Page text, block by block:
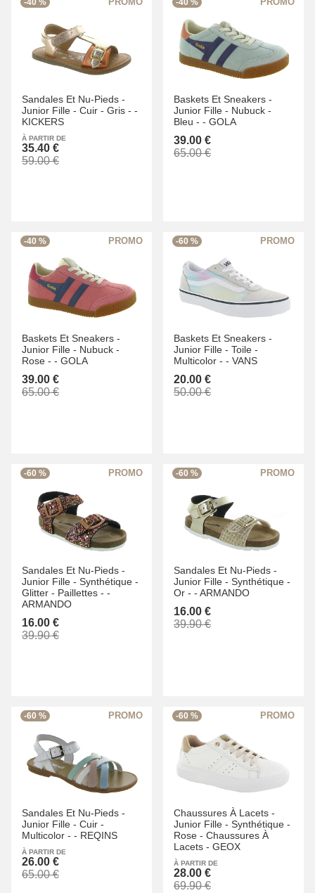
-40 %
Sandales Et Nu-Pieds -
Junior Fille - Cuir - Gris - -
KICKERS
À PARTIR DE
35.40 €
59.00 €
-40 %
Baskets Et Sneakers -
Junior Fille - Nubuck -
Bleu - - GOLA
39.00 €
65.00 €
-40 %
Baskets Et Sneakers -
Junior Fille - Nubuck -
Rose - - GOLA
39.00 €
65.00 €
-60 %
Baskets Et Sneakers -
Junior Fille - Toile -
Multicolor - - VANS
20.00 €
50.00 €
-60 %
Sandales Et Nu-Pieds -
Junior Fille - Synthétique -
Glitter - Paillettes - -
ARMANDO
16.00 €
39.90 €
-60 %
Sandales Et Nu-Pieds -
Junior Fille - Synthétique -
Or - - ARMANDO
16.00 €
39.90 €
-60 %
Sandales Et Nu-Pieds -
Junior Fille - Cuir -
Multicolor - - REQINS
À PARTIR DE
26.00 €
65.00 €
-60 %
Chaussures À Lacets -
Junior Fille - Synthétique -
Rose - Chaussures À
Lacets - GEOX
À PARTIR DE
28.00 €
69.90 €